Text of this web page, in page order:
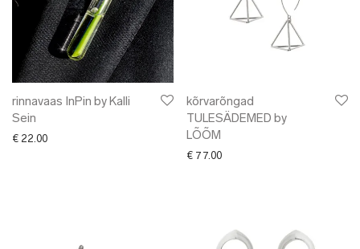
rinnavaas InPin by Kalli
Sein
€ 22.00
kõrvarõngad
TULESÄDEMED by
LÕÕM
€ 77.00